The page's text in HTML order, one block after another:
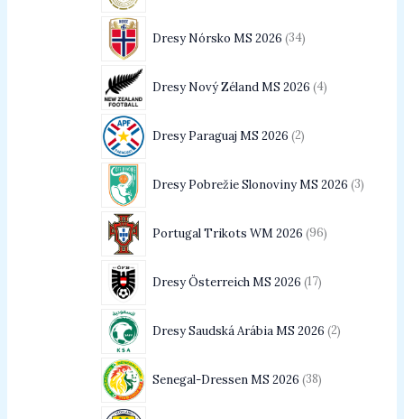
Dresy Nórsko MS 2026 34
Dresy Nový Zéland MS 2026 4
Dresy Paraguaj MS 2026 2
Dresy Pobrežie Slonoviny MS 2026 3
Portugal Trikots WM 2026 96
Dresy Österreich MS 2026 17
Dresy Saudská Arábia MS 2026 2
Senegal-Dressen MS 2026 38